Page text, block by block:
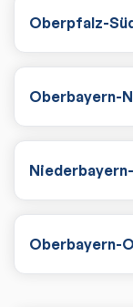
Oberpfalz-
Oberbayern-
Oberbayern-